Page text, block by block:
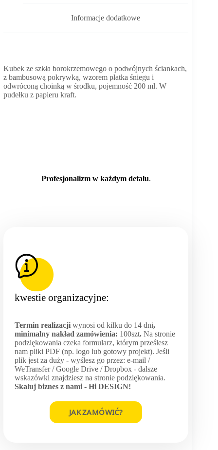
Informacje dodatkowe
Kubek ze szkła borokrzemowego o podwójnych ściankach,
z bambusową pokrywką, wzorem płatka śniegu i
odwróconą choinką w środku, pojemność 200 ml. W
pudełku z papieru kraft.
Profesjonalizm w każdym detalu.
kwestie organizacyjne:
Termin realizacji wynosi od kilku do 14 dni,
minimalny nakład zamówienia: 100szt. Na stronie
podziękowania czeka formularz, którym prześlesz
nam pliki PDF (np. logo lub gotowy projekt). Jeśli
plik jest za duży - wyślesz go przez: e-mail /
WeTransfer / Google Drive / Dropbox - dalsze
wskazówki znajdziesz na stronie podziękowania.
Skaluj biznes z nami - Hi DESIGN!
JAK ZAMÓWIĆ?